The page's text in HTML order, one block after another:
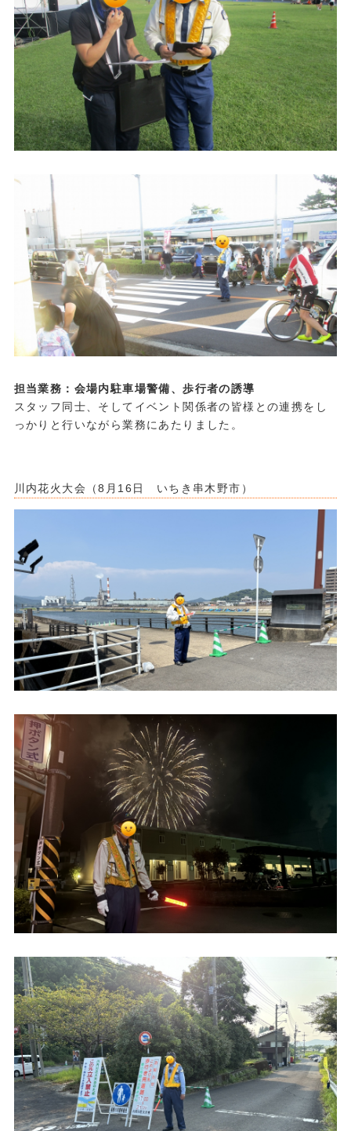
担当業務：会場内駐車場警備、歩行者の誘導
スタッフ同士、そしてイベント関係者の皆様との連携をし
っかりと行いながら業務にあたりました。
川内花火大会（8月16日 いちき串木野市）